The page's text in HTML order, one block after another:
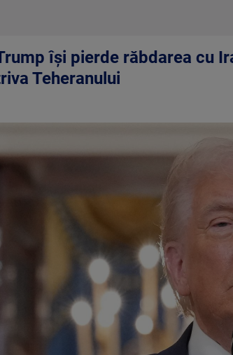
își pierde răbdarea cu
Teheranului